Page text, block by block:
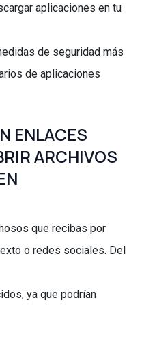
aplicaciones en tu
de seguridad más
de aplicaciones
ENLACES
ARCHIVOS
que recibas por
o redes sociales. Del
ya que podrían